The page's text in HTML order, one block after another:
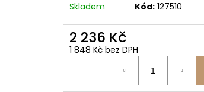
Skladem Kód: 127510
2 236 Kč
1 848 Kč bez DPH